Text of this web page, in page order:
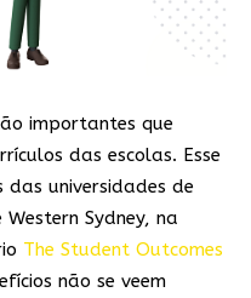
importantes que
das escolas. Esse
das universidades de
Sydney, na
The Student Outcomes
não se veem